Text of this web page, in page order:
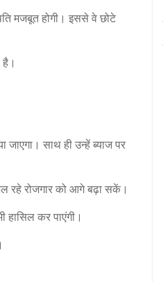
मजबूत होगी। इससे वे छोटे
साथ ही उन्हें ब्याज पर
रहे रोजगार को आगे बढ़ा सकें।
कर पाएंगी।